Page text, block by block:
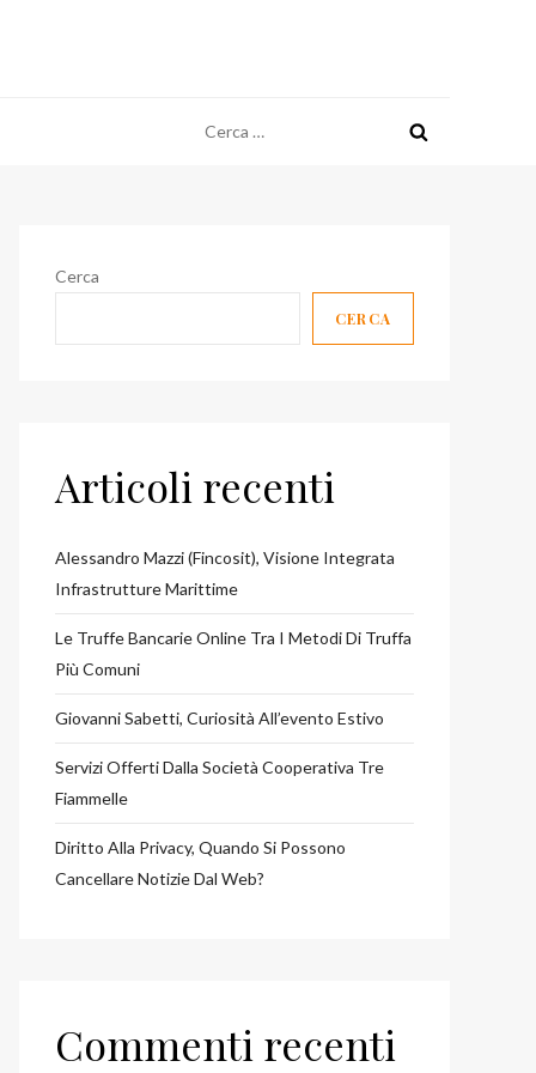
per:
Cerca
CERCA
Articoli recenti
Alessandro Mazzi (Fincosit), Visione Integrata
Infrastrutture Marittime
Le Truffe Bancarie Online Tra I Metodi Di Truffa
Più Comuni
Giovanni Sabetti, Curiosità All’evento Estivo
Servizi Offerti Dalla Società Cooperativa Tre
Fiammelle
Diritto Alla Privacy, Quando Si Possono
Cancellare Notizie Dal Web?
Commenti recenti